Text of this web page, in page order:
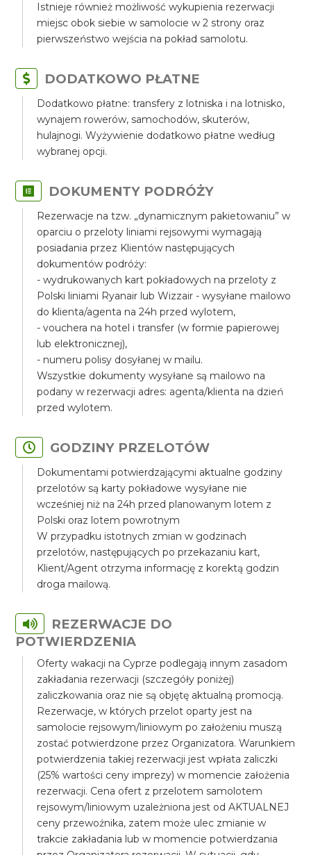
Istnieje również możliwość wykupienia rezerwacji
miejsc obok siebie w samolocie w 2 strony oraz
pierwszeństwo wejścia na pokład samolotu.
DODATKOWO PŁATNE
Dodatkowo płatne: transfery z lotniska i na lotnisko,
wynajem rowerów, samochodów, skuterów,
hulajnogi. Wyżywienie dodatkowo płatne według
wybranej opcji.
DOKUMENTY PODRÓŻY
Rezerwacje na tzw. „dynamicznym pakietowaniu” w
oparciu o przeloty liniami rejsowymi wymagają
posiadania przez Klientów następujących
dokumentów podróży:
- wydrukowanych kart pokładowych na przeloty z
Polski liniami Ryanair lub Wizzair - wysyłane mailowo
do klienta/agenta na 24h przed wylotem,
- vouchera na hotel i transfer (w formie papierowej
lub elektronicznej),
- numeru polisy dosyłanej w mailu.
Wszystkie dokumenty wysyłane są mailowo na
podany w rezerwacji adres: agenta/klienta na dzień
przed wylotem.
GODZINY PRZELOTÓW
Dokumentami potwierdzającymi aktualne godziny
przelotów są karty pokładowe wysyłane nie
wcześniej niż na 24h przed planowanym lotem z
Polski oraz lotem powrotnym
W przypadku istotnych zmian w godzinach
przelotów, następujących po przekazaniu kart,
Klient/Agent otrzyma informację z korektą godzin
droga mailową.
REZERWACJE DO
POTWIERDZENIA
Oferty wakacji na Cyprze podlegają innym zasadom
zakładania rezerwacji (szczegóły poniżej)
zaliczkowania oraz nie są objętę aktualną promocją.
Rezerwacje, w których przelot oparty jest na
samolocie rejsowym/liniowym po założeniu muszą
zostać potwierdzone przez Organizatora. Warunkiem
potwierdzenia takiej rezerwacji jest wpłata zaliczki
(25% wartości ceny imprezy) w momencie założenia
rezerwacji. Cena ofert z przelotem samolotem
rejsowym/liniowym uzależniona jest od AKTUALNEJ
ceny przewoźnika, zatem może ulec zmianie w
trakcie zakładania lub w momencie potwierdzania